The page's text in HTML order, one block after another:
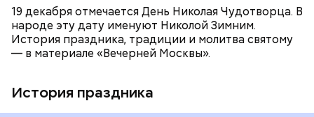
19 декабря отмечается День Николая Чудотворца. В
народе эту дату именуют Николой Зимним.
История праздника, традиции и молитва святому
— в материале «Вечерней Москвы».
История праздника